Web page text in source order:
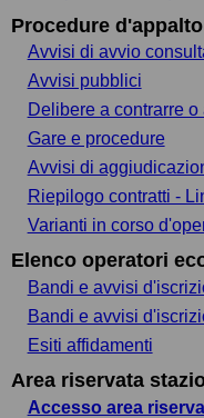
Procedure
Avvisi di avvio
Avvisi pubblici
Delibere a contrarre
Gare e procedure
Avvisi di
Riepilogo contratti -
Varianti in corso
Elenco operatori
Bandi e avvisi
Bandi e avvisi
Esiti affidamenti
Area riservata
Accesso area